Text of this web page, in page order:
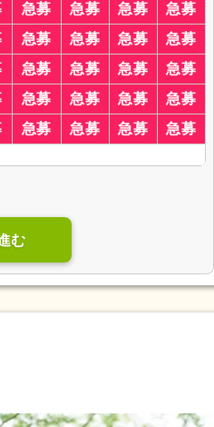
はり師 (1,129)
栄養士 (5,066)
福祉住環境コーディネーター (52)
認知症介護基礎研修(657)
小規模多機能型サービス等計画作成担
当者研修
(171)
助産師(604)
登録販売者
歯科技工士
児童指導員任用
急募 急募 急募 急募
急募 急募 急募 急募
急募 急募 急募 急募
急募 急募 急募 急募
急募 急募 急募 急募
む